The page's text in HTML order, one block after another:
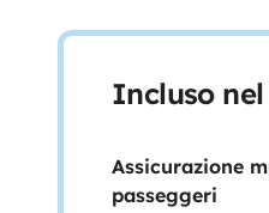
Incluso nel
Assicurazione
passeggeri